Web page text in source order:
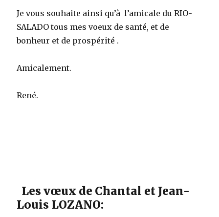
Je vous souhaite ainsi qu’à l’amicale du RIO-
SALADO tous mes voeux de santé, et de
bonheur et de prospérité .
Amicalement.
René.
Les vœux de Chantal et Jean-
Louis LOZANO: